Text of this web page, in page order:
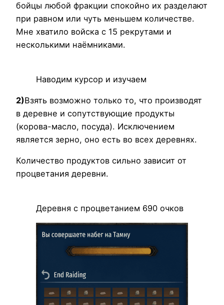
бойцы любой фракции спокойно их разделают
при равном или чуть меньшем количестве.
Мне хватило войска с 15 рекрутами и
несколькими наёмниками.
Наводим курсор и изучаем
2)Взять возможно только то, что производят
в деревне и сопутствующие продукты
(корова-масло, посуда). Исключением
является зерно, оно есть во всех деревнях.
Количество продуктов сильно зависит от
процветания деревни.
Деревня с процветанием 690 очков